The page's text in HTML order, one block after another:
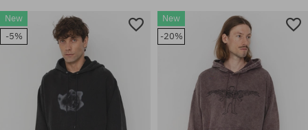
New
-5%
New
-20%